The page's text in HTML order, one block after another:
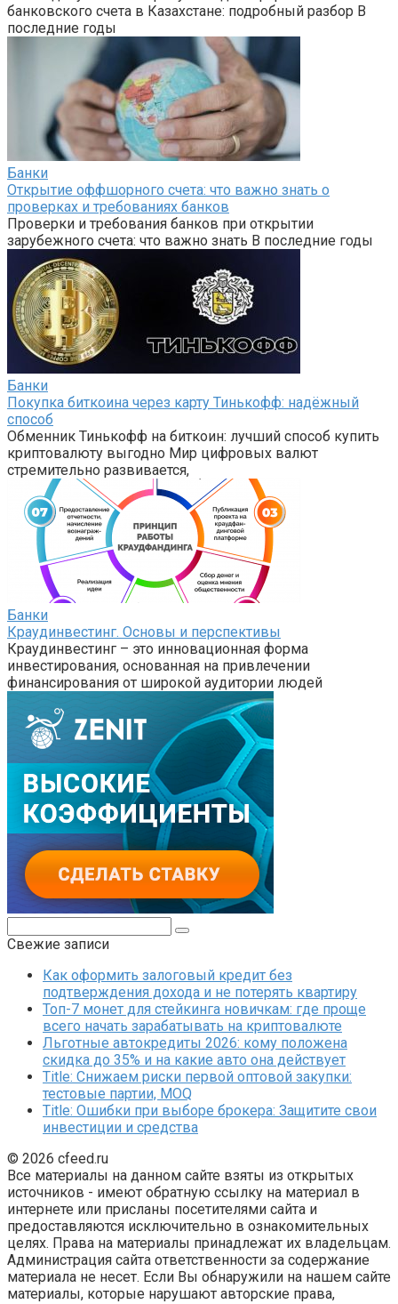
банковского счета в Казахстане: подробный разбор В
последние годы
Банки
Открытие оффшорного счета: что важно знать о
проверках и требованиях банков
Проверки и требования банков при открытии
зарубежного счета: что важно знать В последние годы
Банки
Покупка биткоина через карту Тинькофф: надёжный
способ
Обменник Тинькофф на биткоин: лучший способ купить
криптовалюту выгодно Мир цифровых валют
стремительно развивается,
Банки
Краудинвестинг. Основы и перспективы
Краудинвестинг – это инновационная форма
инвестирования, основанная на привлечении
финансирования от широкой аудитории людей
Свежие записи
Как оформить залоговый кредит без
подтверждения дохода и не потерять квартиру
Топ-7 монет для стейкинга новичкам: где проще
всего начать зарабатывать на криптовалюте
Льготные автокредиты 2026: кому положена
скидка до 35% и на какие авто она действует
Title: Снижаем риски первой оптовой закупки:
тестовые партии, MOQ
Title: Ошибки при выборе брокера: Защитите свои
инвестиции и средства
© 2026 cfeed.ru
Все материалы на данном сайте взяты из открытых
источников - имеют обратную ссылку на материал в
интернете или присланы посетителями сайта и
предоставляются исключительно в ознакомительных
целях. Права на материалы принадлежат их владельцам.
Администрация сайта ответственности за содержание
материала не несет. Если Вы обнаружили на нашем сайте
материалы, которые нарушают авторские права,